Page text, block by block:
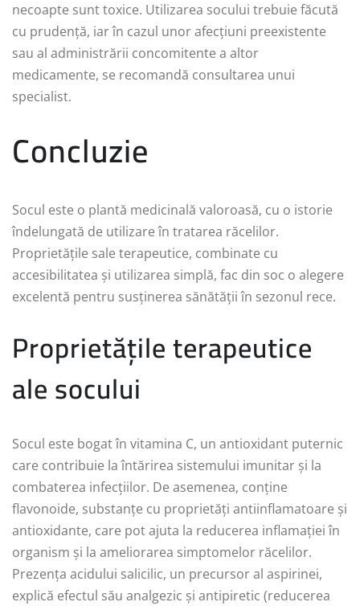
necoapte sunt toxice. Utilizarea socului trebuie făcută
cu prudență, iar în cazul unor afecțiuni preexistente
sau al administrării concomitente a altor
medicamente, se recomandă consultarea unui
specialist.
Concluzie
Socul este o plantă medicinală valoroasă, cu o istorie
îndelungată de utilizare în tratarea răcelilor.
Proprietățile sale terapeutice, combinate cu
accesibilitatea și utilizarea simplă, fac din soc o alegere
excelentă pentru susținerea sănătății în sezonul rece.
Proprietățile terapeutice
ale socului
Socul este bogat în vitamina C, un antioxidant puternic
care contribuie la întărirea sistemului imunitar și la
combaterea infecțiilor. De asemenea, conține
flavonoide, substanțe cu proprietăți antiinflamatoare și
antioxidante, care pot ajuta la reducerea inflamației în
organism și la ameliorarea simptomelor răcelilor.
Prezența acidului salicilic, un precursor al aspirinei,
explică efectul său analgezic și antipiretic (reducerea